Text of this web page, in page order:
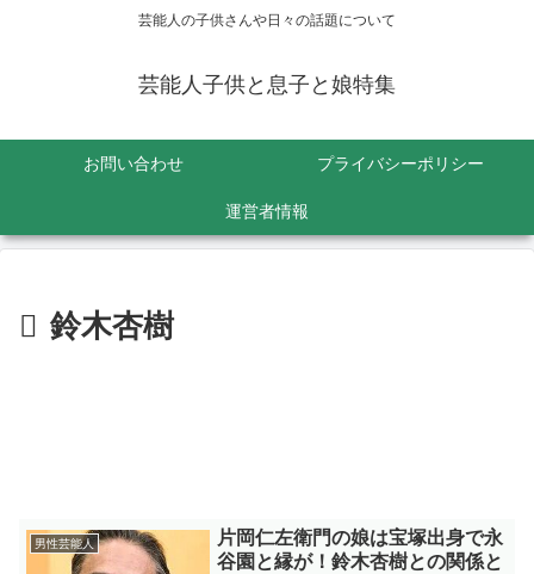
芸能人の子供さんや日々の話題について
芸能人子供と息子と娘特集
お問い合わせ プライバシーポリシー
運営者情報
鈴木杏樹
男性芸能人
片岡仁左衛門の娘は宝塚出身で永
谷園と縁が！鈴木杏樹との関係と